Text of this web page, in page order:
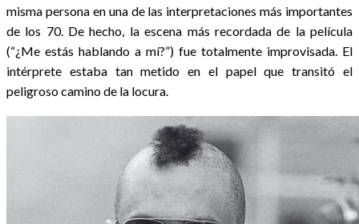
misma persona en una de las interpretaciones más importantes
de los 70. De hecho, la escena más recordada de la película
(“¿Me estás hablando a mí?”) fue totalmente improvisada. El
intérprete estaba tan metido en el papel que transitó el
peligroso camino de la locura.